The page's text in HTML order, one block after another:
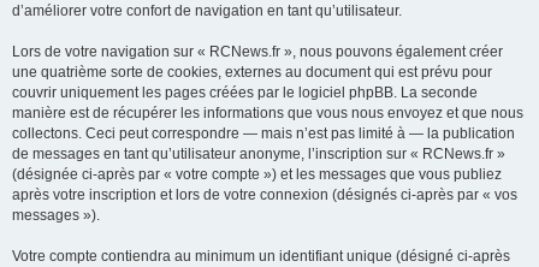
d’améliorer votre confort de navigation en tant qu’utilisateur.
Lors de votre navigation sur « RCNews.fr », nous pouvons également créer
une quatrième sorte de cookies, externes au document qui est prévu pour
couvrir uniquement les pages créées par le logiciel phpBB. La seconde
manière est de récupérer les informations que vous nous envoyez et que nous
collectons. Ceci peut correspondre — mais n’est pas limité à — la publication
de messages en tant qu’utilisateur anonyme, l’inscription sur « RCNews.fr »
(désignée ci-après par « votre compte ») et les messages que vous publiez
après votre inscription et lors de votre connexion (désignés ci-après par « vos
messages »).
Votre compte contiendra au minimum un identifiant unique (désigné ci-après